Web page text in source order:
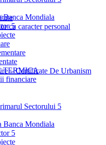
Banca Mondiala
5
TERMICA
financiare
cu caracter personal
– Certificate De Urbanism
Sectorului 5
Banca Mondiala
5